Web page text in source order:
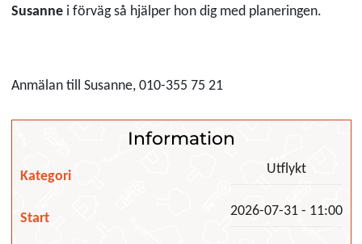
Susannei förväg så hjälper hon dig med planeringen.
Anmälan till Susanne, 010-355 75 21
Information
Kategori Utflykt
Start 2026-07-31 - 11:00